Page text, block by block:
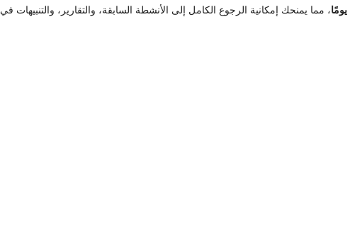
، مما يمنحك إمكانية الرجوع الكامل إلى الأنشطة السابقة، والتقارير، والتنبيهات في